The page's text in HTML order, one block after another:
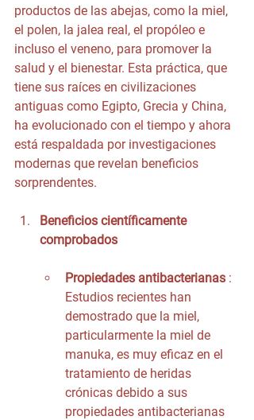
productos de las abejas, como la miel,
el polen, la jalea real, el propóleo e
incluso el veneno, para promover la
salud y el bienestar. Esta práctica, que
tiene sus raíces en civilizaciones
antiguas como Egipto, Grecia y China,
ha evolucionado con el tiempo y ahora
está respaldada por investigaciones
modernas que revelan beneficios
sorprendentes.
Beneficios científicamente
comprobados
Propiedades antibacterianas :
Estudios recientes han
demostrado que la miel,
particularmente la miel de
manuka, es muy eficaz en el
tratamiento de heridas
crónicas debido a sus
propiedades antibacterianas